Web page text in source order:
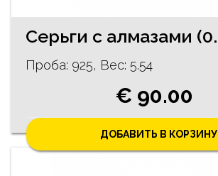
Проба: 925, Bес: 5.54
€ 90.00
ДОБАВИТЬ В КОРЗИНУ